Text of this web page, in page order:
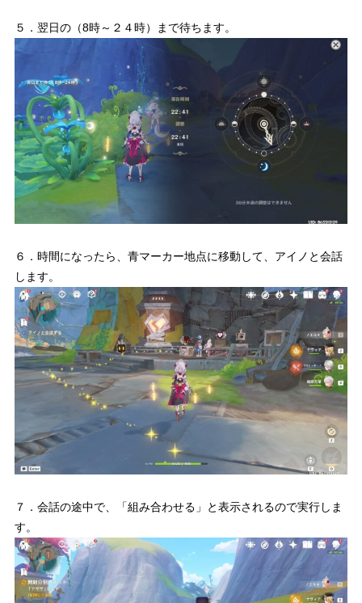
５．翌日の（8時～２４時）まで待ちます。
６．時間になったら、青マーカー地点に移動して、アイノと会話
します。
７．会話の途中で、「組み合わせる」と表示されるので実行しま
す。